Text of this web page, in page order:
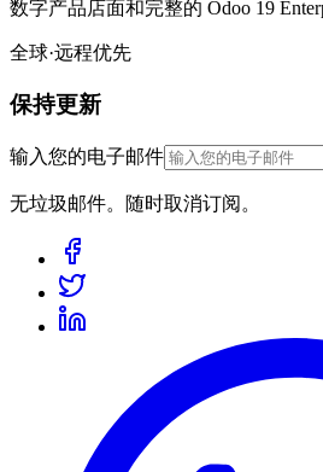
数字产品店面和完整的 Odoo 19
全球·远程优先
保持更新
输入您的电子邮件
无垃圾邮件。随时取消订阅。